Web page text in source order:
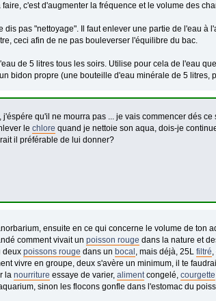
c'est d'augmenter la fréquence et le volume des
dis pas "nettoyage". Il faut enlever une partie de l'eau à
ceci afin de ne pas bouleverser l'équilibre du bac.
de 5 litres tous les soirs. Utilise pour cela de l'eau
bidon propre (une bouteille d'eau minérale de 5 litres,
qu'il ne mourra pas ... je vais commencer dés
le chlore quand je nettoie son aqua, dois-je
il préférable de lui donner?
ensuite en ce qui concerne le volume de ton
comment vivait un poisson rouge dans la nature et
deux poissons rouge dans un bocal , mais déjà, 25L filtré
vivre en groupe, deux s'avère un minimum, il te
la nourriture essaye de varier, alimentcongelé, courgette
sinon les flocons gonfle dans l'estomac du